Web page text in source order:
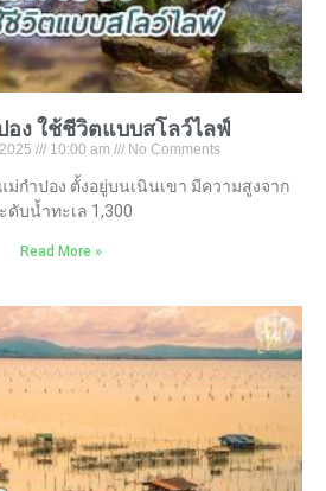
อง ใช้ชีวิตแบบสโลว์ไลฟ์
10:00 am No Comments
กำปอง ตั้งอยู่บนเนินเขา มีความสูงจาก
ดับน้ำทะเล 1,300
Read More »